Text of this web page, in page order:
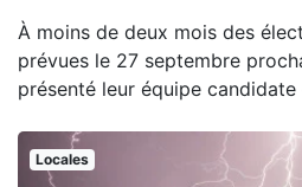
À moins de deux mois des
prévues le 27 septembre
présenté leur équipe candidate
Locales